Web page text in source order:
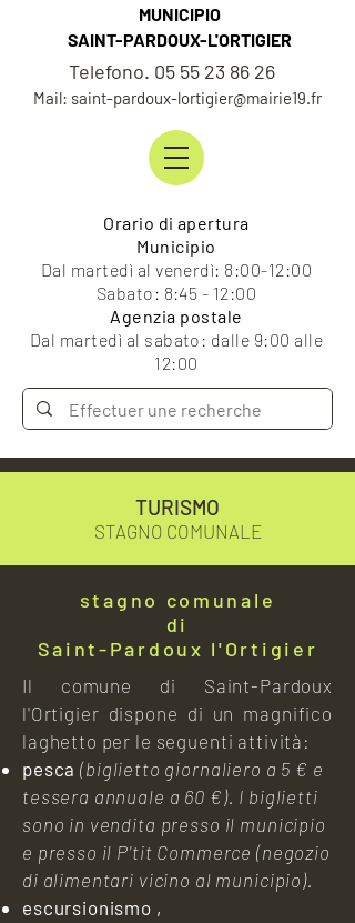
MUNICIPIO
SAINT-PARDOUX-L'ORTIGIER
Telefono. 05 55 23 86 26
Mail: saint-pardoux-lortigier@mairie19.fr
Orario di apertura
Municipio
Dal martedì al venerdì: 8:00-12:00
Sabato: 8:45 - 12:00
Agenzia postale
Dal martedì al sabato: dalle 9:00 alle
12:00
TURISMO
STAGNO COMUNALE
stagno comunale
di
Saint-Pardoux l'Ortigier
Il comune di Saint-Pardoux
l'Ortigier dispone di un magnifico
laghetto per le seguenti attività:
pesca (biglietto giornaliero a 5 € e
tessera annuale a 60 €). I biglietti
sono in vendita presso il municipio
e presso il P'tit Commerce (negozio
di alimentari vicino al municipio).
escursionismo ,